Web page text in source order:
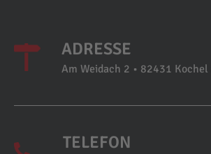
ADRESSE
Am Weidach 2 • 82431 Kochel
TELEFON